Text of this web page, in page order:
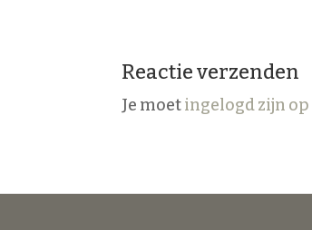
Reactie verzenden
Je moetingelogd zijn op